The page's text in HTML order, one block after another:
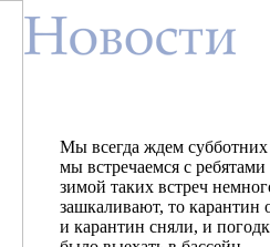
Мы всегда ждем субботних
мы встречаемся с
зимой таких встреч
зашкаливают, то карантин
и карантин сняли, и